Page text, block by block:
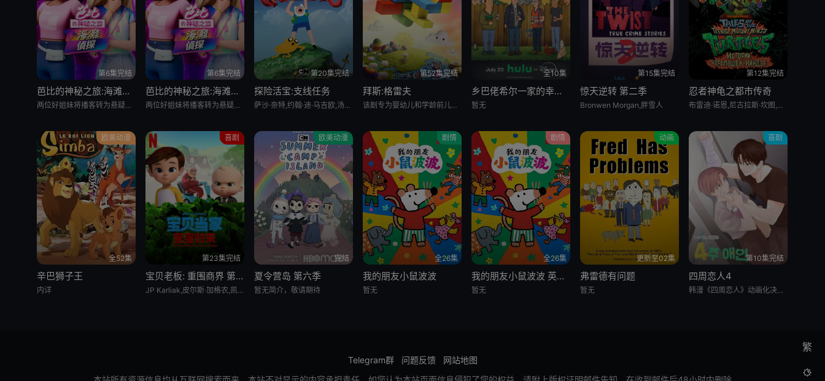
第6集完结
芭比的神秘之旅:海滩探案集 英语版
两位好姐妹将播客转为悬疑推理节目，在海滩嘉年华追查连环失窃谜案的冒险经历
第6集完结
芭比的神秘之旅:海滩探案集
两位好姐妹将播客转为悬疑推理节目，在海滩嘉年华追查连环失窃谜案的冒险经历
第20集完结
探险活宝:支线任务
萨沙·奈特,约翰·迪·马吉欧,汤姆·肯尼,海登·瓦尔希,奥利维亚·奥尔森,杨泫贞
第52集完结
拜斯:格雷夫
该剧专为婴幼儿和学龄前儿童设计，结合了儿童睡眠科学研究。它采用极其柔和的色彩、慢节奏的3D动画和舒缓的音乐，属
全10集
乡巴佬希尔一家的幸福生活 第十五季
暂无
第15集完结
惊天逆转 第二季
Bronwen Morgan,胖雪人
第12集完结
忍者神龟之都市传奇
布雷迪·诺恩,尼古拉斯·坎图,迈克·艾贝,小肖恩·布朗,阿尤·艾德维利
欧美动漫
全52集
辛巴狮子王
内详
喜剧
第23集完结
宝贝老板: 重围商界 第二季
JP Karliak,皮尔斯·加格农,凯文·迈克尔·理查德森,Alex Cazares
欧美动漫
完结
夏令营岛 第六季
暂无简介，敬请期待
剧情
全26集
我的朋友小鼠波波
暂无
剧情
全26集
我的朋友小鼠波波 英语版
暂无
动画
更新至02集
弗雷德有问题
暂无
喜剧
第10集完结
四周恋人4
韩漫《四周恋人》动画化决定！
繁

Telegram群 问题反馈
网站地图